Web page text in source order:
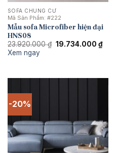
SOFA CHUNG CƯ
Mã Sản Phẩm: #222
Mẫu sofa Microfiber hiện đại
HNS08
23.920.000₫ Giá
19.734.000 ₫Giá
hiện
Xem ngay
-20%